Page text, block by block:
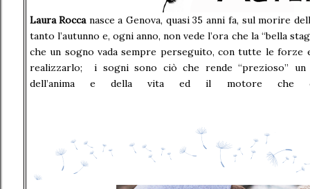
Laura Roccanasce a Genova, quasi 35 anni fa, sul morire
tanto l’autunno e, ogni anno, non vede l’ora che la “bella
che un sogno vada sempre perseguito, con tutte le
realizzarlo; i sogni sono ciò che rende “prezioso” un
dell’anima e della vita ed il motore che